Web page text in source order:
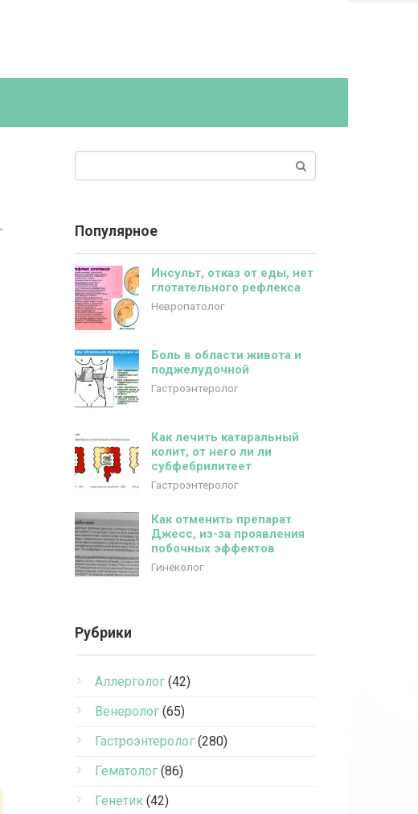
Популярное
Инсульт, отказ от еды, нет
глотательного рефлекса
Невропатолог
Боль в области живота и
поджелудочной
Гастроэнтеролог
Как лечить катаральный
колит, от него ли ли
субфебрилитеет
Гастроэнтеролог
Как отменить препарат
Джесс, из-за проявления
побочных эффектов
Гинеколог
Рубрики
Аллерголог (42)
Венеролог (65)
Гастроэнтеролог (280)
Гематолог (86)
Генетик (42)